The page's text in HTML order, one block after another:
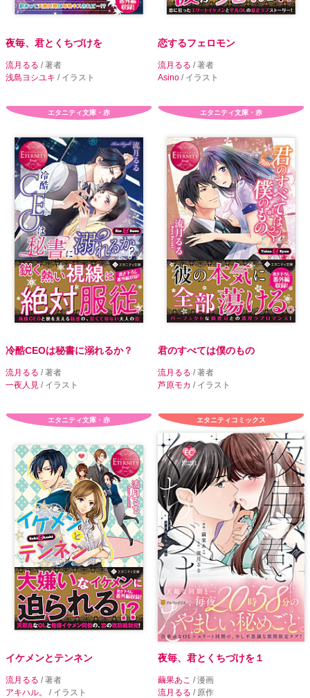
夜毎、君とくちづけを
流月るる / 著者
浅島ヨシユキ / イラスト
恋するフェロモン
流月るる / 著者
Asino / イラスト
エタニティ文庫・赤
冷酷CEOは秘書に溺れるか？
流月るる / 著者
一夜人見 / イラスト
エタニティ文庫・赤
君のすべては僕のもの
流月るる / 著者
芦原モカ / イラスト
エタニティ文庫・赤
イケメンとテンネン
流月るる / 著者
アキハル。 / イラスト
エタニティコミックス
夜毎、君とくちづけを１
繭果あこ / 漫画
流月るる / 原作